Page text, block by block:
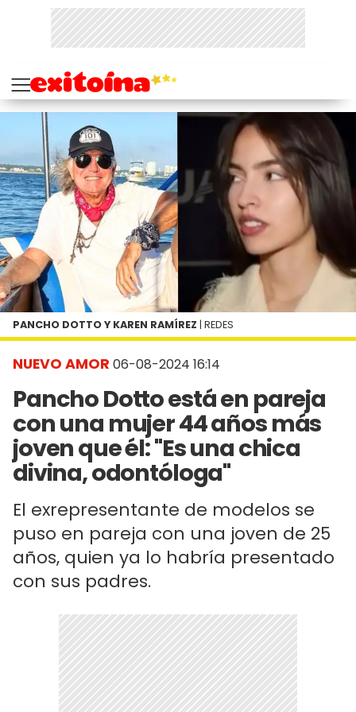
NUEVO AMOR 06-08-2024 16:14
Pancho Dotto está en pareja
con una mujer 44 años más
joven que él: "Es una chica
divina, odontóloga"
El exrepresentante de modelos se
puso en pareja con una joven de 25
años, quien ya lo habría presentado
con sus padres.
PANCHO DOTTO Y KAREN RAMÍREZ | REDES